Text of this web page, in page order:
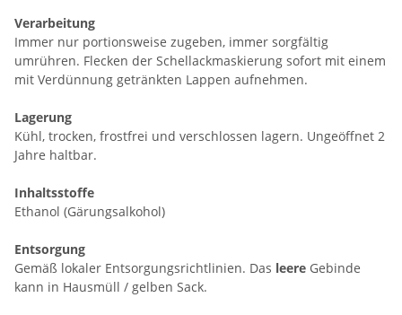
Verarbeitung
Immer nur portionsweise zugeben, immer sorgfältig
umrühren. Flecken der Schellackmaskierung sofort mit einem
mit Verdünnung getränkten Lappen aufnehmen.
Lagerung
Kühl, trocken, frostfrei und verschlossen lagern. Ungeöffnet 2
Jahre haltbar.
Inhaltsstoffe
Ethanol (Gärungsalkohol)
Entsorgung
Gemäß lokaler Entsorgungsrichtlinien. Das leere Gebinde
kann in Hausmüll / gelben Sack.